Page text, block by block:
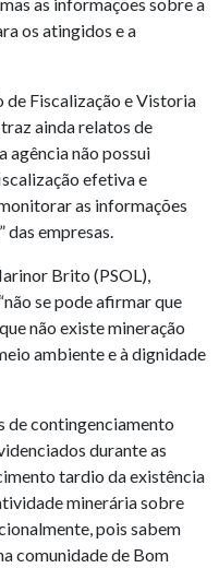
os atingidos e a
Fiscalização e Vistoria
ainda relatos de
agência não possui
efetiva e
as informações
empresas.
Brito (PSOL),
se pode afirmar que
não existe mineração
ambiente e à dignidade
de contingenciamento
durante as
tardio da existência
minerária sobre
pois sabem
comunidade de Bom